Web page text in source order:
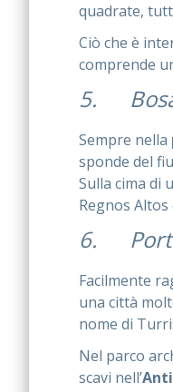
quadrate,
Ciò che è
comprende
5.
Sempre nella
sponde del
Sulla cima di
Regnos
6.
Facilmente
una città
nome di
Nel parco
scavi nell’